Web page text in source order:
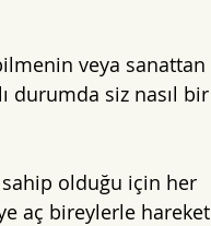
veya sanattan
durumda siz nasıl bir
olduğu için her
aç bireylerle hareket